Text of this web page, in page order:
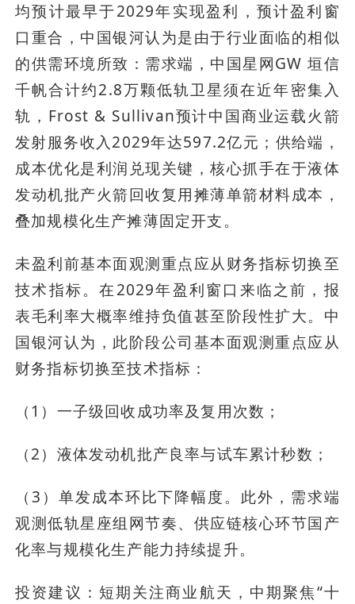
均预计最早于2029年实现盈利，预计盈利窗
口重合，中国银河认为是由于行业面临的相似
的供需环境所致：需求端，中国星网GW 垣信
千帆合计约2.8万颗低轨卫星须在近年密集入
轨，Frost & Sullivan预计中国商业运载火箭
发射服务收入2029年达597.2亿元；供给端，
成本优化是利润兑现关键，核心抓手在于液体
发动机批产火箭回收复用摊薄单箭材料成本，
叠加规模化生产摊薄固定开支。
未盈利前基本面观测重点应从财务指标切换至
技术指标。在2029年盈利窗口来临之前，报
表毛利率大概率维持负值甚至阶段性扩大。中
国银河认为，此阶段公司基本面观测重点应从
财务指标切换至技术指标：
（1）一子级回收成功率及复用次数；
（2）液体发动机批产良率与试车累计秒数；
（3）单发成本环比下降幅度。此外，需求端
观测低轨星座组网节奏、供应链核心环节国产
化率与规模化生产能力持续提升。
投资建议：短期关注商业航天，中期聚焦“十